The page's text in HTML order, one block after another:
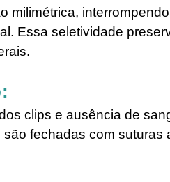
milimétrica,
Essa seletividade
clips e ausência de
fechadas com suturas